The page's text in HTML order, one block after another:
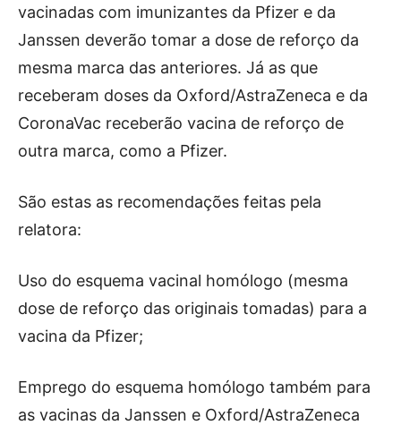
vacinadas com imunizantes da Pfizer e da
Janssen deverão tomar a dose de reforço da
mesma marca das anteriores. Já as que
receberam doses da Oxford/AstraZeneca e da
CoronaVac receberão vacina de reforço de
outra marca, como a Pfizer.
São estas as recomendações feitas pela
relatora:
Uso do esquema vacinal homólogo (mesma
dose de reforço das originais tomadas) para a
vacina da Pfizer;
Emprego do esquema homólogo também para
as vacinas da Janssen e Oxford/AstraZeneca